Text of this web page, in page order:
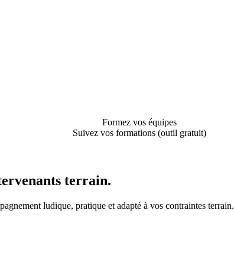
Formez vos équipes
Suivez vos formations (outil gratuit)
terrain.
ludique, pratique et adapté à vos contraintes terrain.